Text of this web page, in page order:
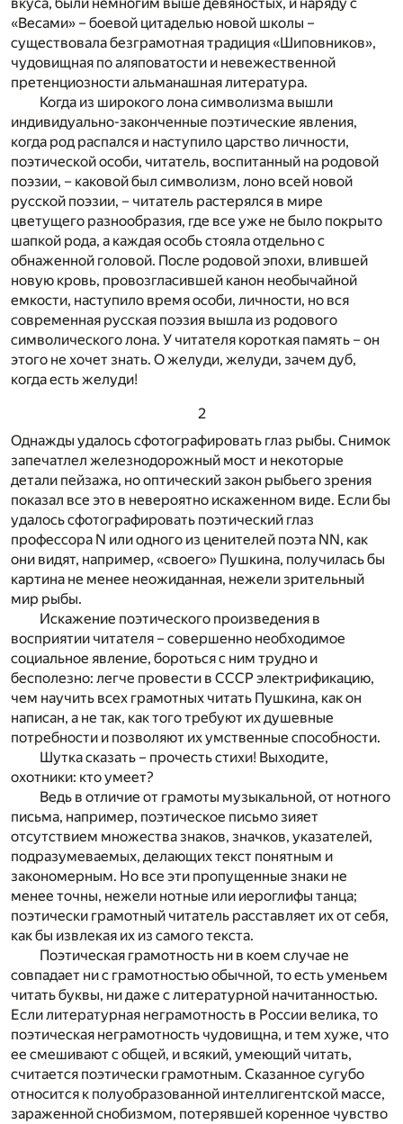
«Весами» – боевой цитаделью новой школы –
существовала безграмотная традиция «Шиповников»,
чудовищная по аляповатости и невежественной
претенциозности альманашная литература.
Когда из широкого лона символизма вышли
индивидуально-законченные поэтические явления,
когда род распался и наступило царство личности,
поэтической особи, читатель, воспитанный на родовой
поэзии, – каковой был символизм, лоно всей новой
русской поэзии, – читатель растерялся в мире
цветущего разнообразия, где все уже не было покрыто
шапкой рода, а каждая особь стояла отдельно с
обнаженной головой. После родовой эпохи, влившей
новую кровь, провозгласившей канон необычайной
емкости, наступило время особи, личности, но вся
современная русская поэзия вышла из родового
символического лона. У читателя короткая память – он
этого не хочет знать. О желуди, желуди, зачем дуб,
когда есть желуди!
2
Однажды удалось сфотографировать глаз рыбы. Снимок
запечатлел железнодорожный мост и некоторые
детали пейзажа, но оптический закон рыбьего зрения
показал все это в невероятно искаженном виде. Если бы
удалось сфотографировать поэтический глаз
профессора N или одного из ценителей поэта NN, как
они видят, например, «своего» Пушкина, получилась бы
картина не менее неожиданная, нежели зрительный
мир рыбы.
Искажение поэтического произведения в
восприятии читателя – совершенно необходимое
социальное явление, бороться с ним трудно и
бесполезно: легче провести в СССР электрификацию,
чем научить всех грамотных читать Пушкина, как он
написан, а не так, как того требуют их душевные
потребности и позволяют их умственные способности.
Шутка сказать – прочесть стихи! Выходите,
охотники: кто умеет?
Ведь в отличие от грамоты музыкальной, от нотного
письма, например, поэтическое письмо зияет
отсутствием множества знаков, значков, указателей,
подразумеваемых, делающих текст понятным и
закономерным. Но все эти пропущенные знаки не
менее точны, нежели нотные или иероглифы танца;
поэтически грамотный читатель расставляет их от себя,
как бы извлекая их из самого текста.
Поэтическая грамотность ни в коем случае не
совпадает ни с грамотностью обычной, то есть уменьем
читать буквы, ни даже с литературной начитанностью.
Если литературная неграмотность в России велика, то
поэтическая неграмотность чудовищна, и тем хуже, что
ее смешивают с общей, и всякий, умеющий читать,
считается поэтически грамотным. Сказанное сугубо
относится к полуобразованной интеллигентской массе,
зараженной снобизмом, потерявшей коренное чувство